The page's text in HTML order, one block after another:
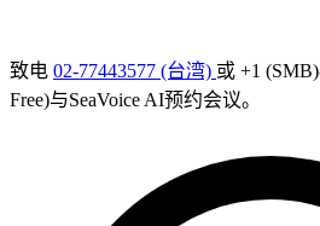
致电 02-77443577 (台湾) 或 +1
Free)与SeaVoice AI预约会议。